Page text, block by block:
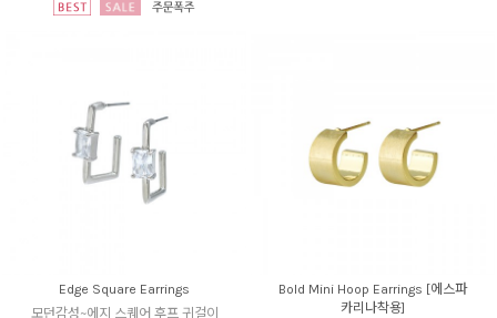
Edge Square Earrings
모던감성~에지 스퀘어 후프 귀걸이
Bold Mini Hoop Earrings [에스파
카리나착용]